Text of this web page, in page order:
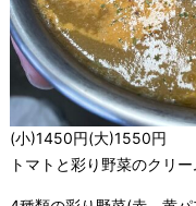
(小)1450円(大)1550円
トマトと彩り野菜のクリー